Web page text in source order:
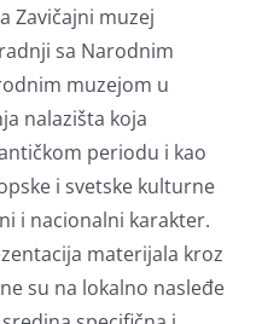
Zavičajni muzej
sa Narodnim
muzejom u
nalazišta koja
periodu i kao
i svetske kulturne
i nacionalni karakter.
materijala kroz
su na lokalno nasleđe